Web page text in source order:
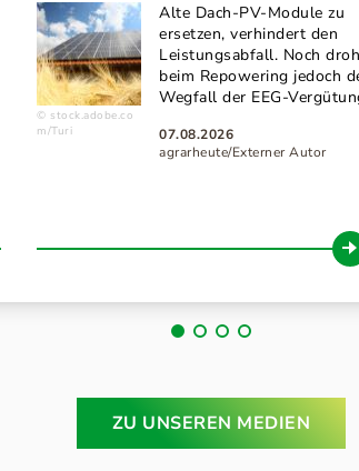
stock.adobe.co
m/Turi
Alte Dach-PV-Module zu
ersetzen, verhindert den
Leistungsabfall. Noch
beim Repowering jedoch
Wegfall der EEG-
07.08.2026
agrarheute/Externer Autor
ZU UNSEREN MEDIEN